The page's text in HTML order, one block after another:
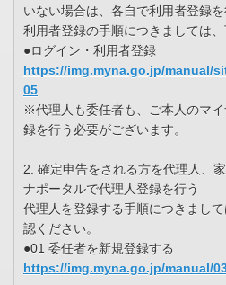
いない場合は、各自で利用者登録を
利用者登録の手順につきましては、
●ログイン・利用者登録
https://img.myna.go.jp/manual/
05
※代理人も委任者も、ご本人のマ
録を行う必要がございます。
2. 確定申告をされる方を代理人、
ナポータルで代理人登録を行う
代理人を登録する手順につきまし
認ください。
●01 委任者を新規登録する
https://img.myna.go.jp/manual/